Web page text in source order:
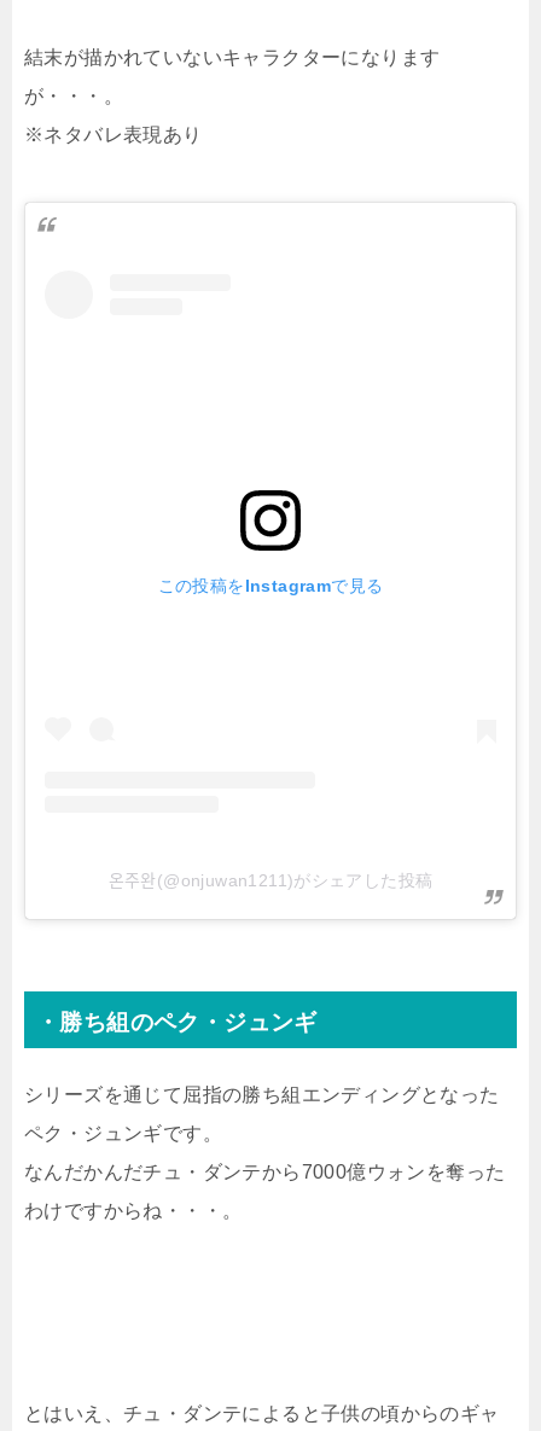
結末が描かれていないキャラクターになります
が・・・。
※ネタバレ表現あり
この投稿をInstagramで見る
온주완(@onjuwan1211)がシェアした投稿
・勝ち組のペク・ジュンギ
シリーズを通じて屈指の勝ち組エンディングとなった
ペク・ジュンギです。
なんだかんだチュ・ダンテから7000億ウォンを奪った
わけですからね・・・。
とはいえ、チュ・ダンテによると子供の頃からのギャ